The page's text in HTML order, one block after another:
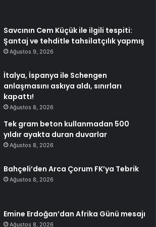
Savcının Cem Küçük ile ilgili tespiti:
Şantaj ve tehditle tahsilatçılık yapmış
Ağustos 9, 2026
İtalya, İspanya ile Schengen
anlaşmasını askıya aldı, sınırları
kapattı!
Ağustos 8, 2026
Tek gram beton kullanmadan 500
yıldır ayakta duran duvarlar
Ağustos 8, 2026
Bahçeli’den Arca Çorum FK’ya Tebrik
Ağustos 8, 2026
Emine Erdoğan’dan Afrika Günü mesajı
Ağustos 8, 2026